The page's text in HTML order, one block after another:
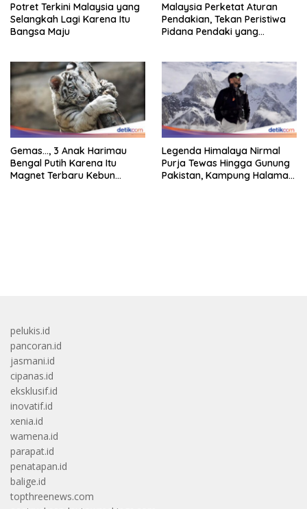
Potret Terkini Malaysia yang
Selangkah Lagi Karena Itu
Bangsa Maju
Malaysia Perketat Aturan
Pendakian, Tekan Peristiwa
Pidana Pendaki yang
Gemas…, 3 Anak Harimau
Bengal Putih Karena Itu
Magnet Terbaru Kebun
Legenda Himalaya Nirmal
Purja Tewas Hingga Gunung
Pakistan, Kampung Halaman
pelukis.id
pancoran.id
jasmani.id
cipanas.id
eksklusif.id
inovatif.id
xenia.id
wamena.id
parapat.id
penatapan.id
balige.id
topthreenews.com